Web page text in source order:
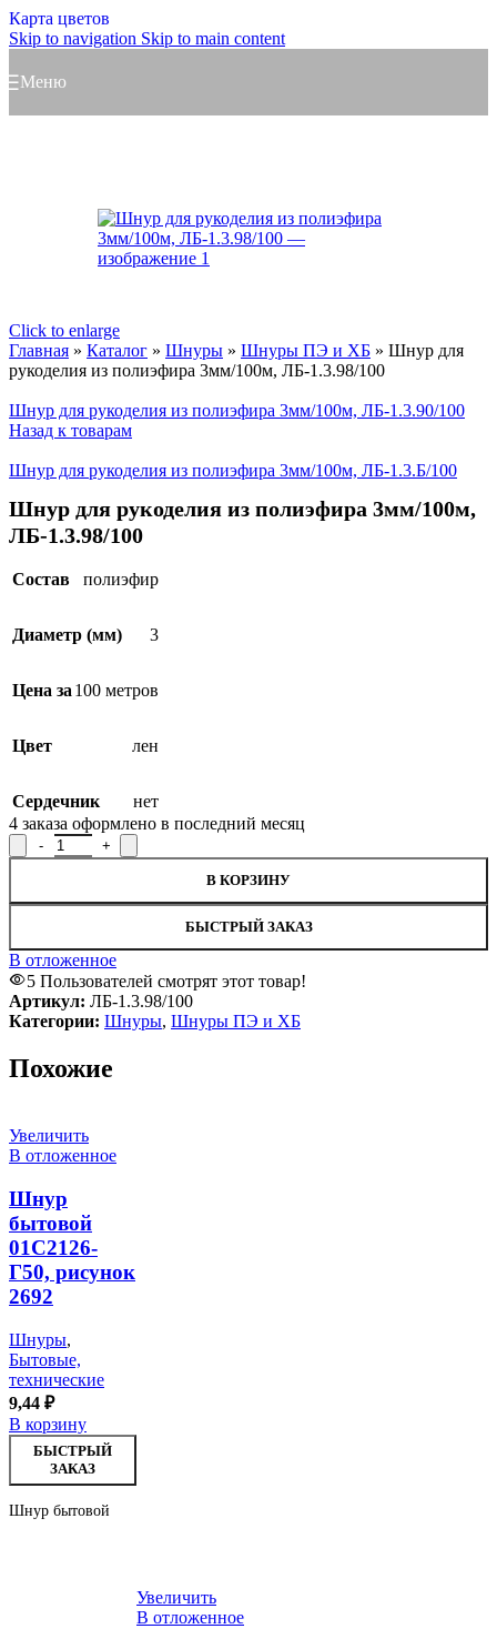
Карта цветов
Skip to navigation Skip to main content
Меню
Click to enlarge
Главная » Каталог » Шнуры » Шнуры ПЭ и ХБ » Шнур для
рукоделия из полиэфира 3мм/100м, ЛБ-1.3.98/100
Шнур для рукоделия из полиэфира 3мм/100м, ЛБ-1.3.90/100
Назад к товарам
Шнур для рукоделия из полиэфира 3мм/100м, ЛБ-1.3.Б/100
Шнур для рукоделия из полиэфира 3мм/100м,
ЛБ-1.3.98/100
Состав полиэфир
Диаметр (мм) 3
Цена за 100 метров
Цвет лен
Сердечник
нет
4 заказа оформлено в последний месяц
Количество товара Шнур для рукоделия из полиэфира 3мм/
В КОРЗИНУ
БЫСТРЫЙ ЗАКАЗ
В отложенное
5 Пользователей смотрят этот товар!
Артикул: ЛБ-1.3.98/100
Категории: Шнуры, Шнуры ПЭ и ХБ
Похожие
Увеличить
В отложенное
Шнур
бытовой
01С2126-
Г50, рисунок
2692
Шнуры,
Бытовые,
технические
9,44 ₽
В корзину
БЫСТРЫЙ
ЗАКАЗ
Шнур бытовой
Увеличить
В отложенное